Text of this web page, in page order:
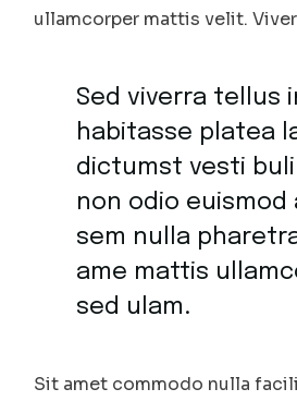
ullamcorper mattis velit.
Sed viverra tellus
habitasse platea
dictumst vesti
non odio euismod
sem nulla
ame mattis
sed ulam.
Sit amet commodo nulla